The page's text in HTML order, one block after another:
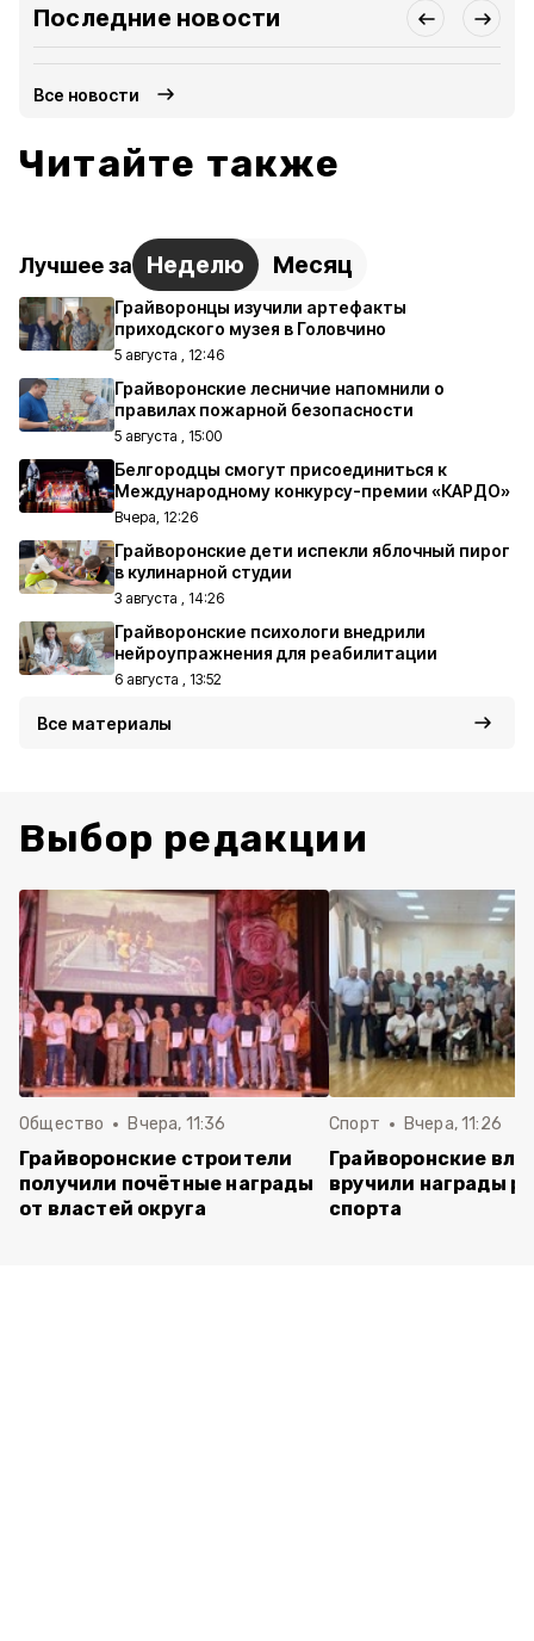
Последние новости
Все новости
Читайте также
Лучшее за Неделю Месяц
Грайворонцы изучили артефакты
приходского музея в Головчино
5 августа , 12:46
Грайворонские лесничие напомнили о
правилах пожарной безопасности
5 августа , 15:00
Белгородцы смогут присоединиться к
Международному конкурсу-премии «КАРДО»
Вчера, 12:26
Грайворонские дети испекли яблочный пирог
в кулинарной студии
3 августа , 14:26
Грайворонские психологи внедрили
нейроупражнения для реабилитации
6 августа , 13:52
Все материалы
Выбор редакции
Общество Вчера, 11:36
Грайворонские строители
получили почётные награды
от властей округа
Спорт Вчера, 11:26
Грайворонские
вручили награды
спорта